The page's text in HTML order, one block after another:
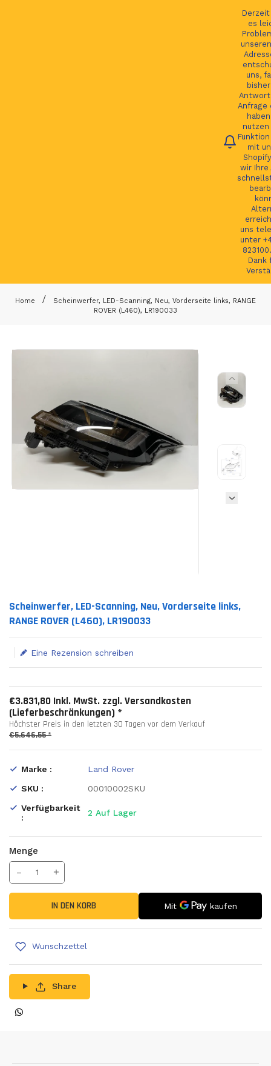
es
uns,
Antwort
Anfrage
nutzen
mit
wir Ihre
uns
unter
Dank
Home
Scheinwerfer, LED-Scanning, Neu, Vorderseite links, RANGE
ROVER (L460), LR190033
Scheinwerfer, LED-Scanning, Neu, Vorderseite links,
RANGE ROVER (L460), LR190033
Eine Rezension schreiben
Translation missing: de.products.product.loader_label
€3.831,80 Inkl. MwSt. zzgl. Versandkosten
(Lieferbeschränkungen) *
Höchster Preis in den letzten 30 Tagen vor dem Verkauf
€5.646,55 *
Marke :
Land Rover
SKU :
00010002SKU
Verfügbarkeit
:
2 Auf Lager
Menge
Translation missing: de.products.product.decrease
Menge erhöhen
IN DEN KORB
Wunschzettel
Share